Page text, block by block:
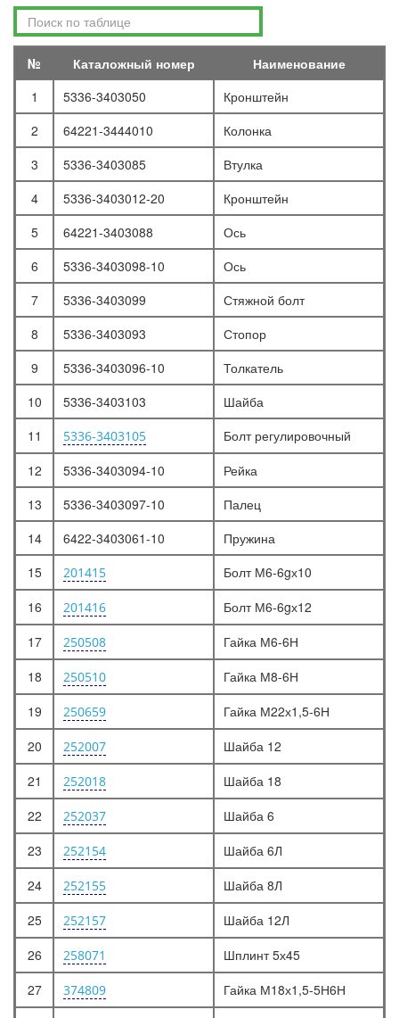
№ Каталожный номер
Наименование
1
5336-3403050
Кронштейн
2
64221-3444010
Колонка
3
5336-3403085
Втулка
4
5336-3403012-20
Кронштейн
5
64221-3403088
Ось
6
5336-3403098-10
Ось
7
5336-3403099
Стяжной болт
8
5336-3403093
Стопор
9
5336-3403096-10
Толкатель
10
5336-3403103
Шайба
11
5336-3403105
Болт регулировочный
12
5336-3403094-10
Рейка
13
5336-3403097-10
Палец
14
6422-3403061-10
Пружина
15
201415
Болт М6-6gх10
16
201416
Болт М6-6gх12
17
250508
Гайка М6-6Н
18
250510
Гайка М8-6Н
19
250659
Гайка М22х1,5-6Н
20
252007
Шайба 12
21
252018
Шайба 18
22
252037
Шайба 6
23
252154
Шайба 6Л
24
252155
Шайба 8Л
25
252157
Шайба 12Л
26
258071
Шплинт 5х45
27
374809
Гайка М18х1,5-5Н6Н